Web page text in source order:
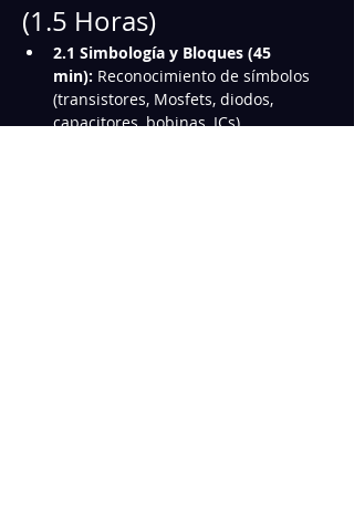
(1.5 Horas)
2.1 Simbología y Bloques (45
min): Reconocimiento de símbolos
(transistores, Mosfets, diodos,
capacitores, bobinas, ICs).